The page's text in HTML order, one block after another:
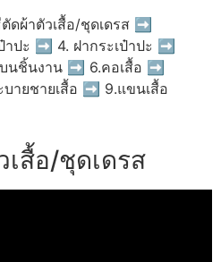
ตัดผ้าตัวเสื้อ/ชุดเดรส ➡
าปะ ➡ 4. ฝากระเป๋าปะ ➡
บนชิ้นงาน ➡ 6.คอเสื้อ ➡
ายชายเสื้อ ➡ 9.แขนเสื้อ
เสื้อ/ชุดเดรส